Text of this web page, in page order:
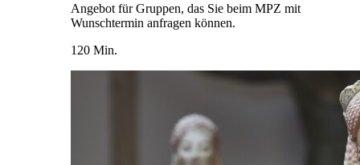
Angebot für Gruppen, das Sie beim MPZ mit
Wunschtermin anfragen können.
120 Min.